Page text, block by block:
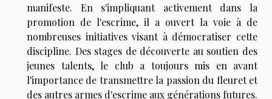
manifeste. En s'impliquant activement dans la
promotion de l'escrime, il a ouvert la voie à de
nombreuses initiatives visant à démocratiser cette
discipline. Des stages de découverte au soutien des
jeunes talents, le club a toujours mis en avant
l'importance de transmettre la passion du fleuret et
des autres armes d'escrime aux générations futures.